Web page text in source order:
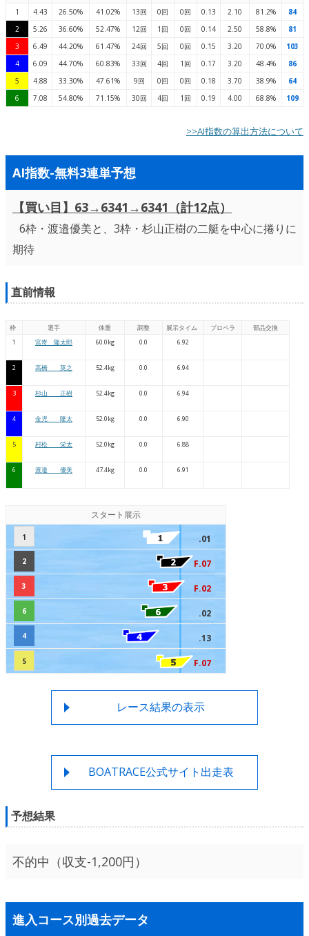
1
4.43 26.50% 41.02% 13回 0回 0回 0.13 2.10 81.2%
84
2
5.26 36.60% 52.47% 12回 1回 0回 0.14 2.50 58.8%
81
3
6.49 44.20% 61.47% 24回 5回 0回 0.15 3.20 70.0%
103
4
6.09 44.70% 60.83% 33回 4回 1回 0.17 3.20 48.4%
86
5
4.88 33.30% 47.61% 9回 0回 0回 0.18 3.70 38.9%
64
6
7.08 54.80% 71.15% 30回 4回 1回 0.19 4.00 68.8% 109
>>AI指数の算出方法について
AI指数-無料3連単予想
【買い目】63→6341→6341（計12点）
6枠・渡邉優美と、3枠・杉山正樹の二艇を中心に捲りに
期待
直前情報
枠 選手 体重 調整 展示タイム プロペラ
部品交換
1
宮嵜 隆太郎 60.0kg 0.0 6.92
2 高橋 英之 52.4kg 0.0 6.94
3 杉山 正樹 52.4kg 0.0 6.94
4 金児 隆太 52.0kg 0.0 6.90
5 村松 栄太 52.0kg 0.0 6.88
6 渡邉 優美 47.4kg 0.0 6.91
スタート展示
1 .01
2 F.07
3 F.02
6 .02
4 .13
5 F.07
レース結果の表示
BOATRACE公式サイト出走表
予想結果
不的中（収支-1,200円）
進入コース別過去データ